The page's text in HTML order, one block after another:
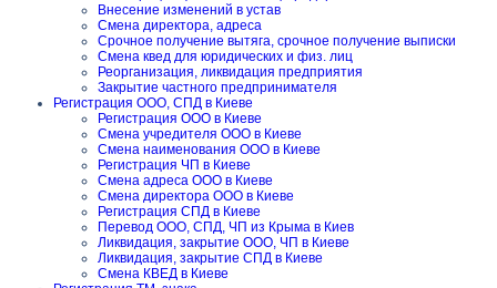
Внесение изменений в устав
Смена директора, адреса
Срочное получение вытяга, срочное получение выписки
Смена квед для юридических и физ. лиц
Реорганизация, ликвидация предприятия
Закрытие частного предпринимателя
Регистрация ООО, СПД в Киеве
Регистрация ООО в Киеве
Смена учредителя ООО в Киеве
Смена наименования ООО в Киеве
Регистрация ЧП в Киеве
Смена адреса ООО в Киеве
Смена директора ООО в Киеве
Регистрация СПД в Киеве
Перевод ООО, СПД, ЧП из Крыма в Киев
Ликвидация, закрытие ООО, ЧП в Киеве
Ликвидация, закрытие СПД в Киеве
Смена КВЕД в Киеве